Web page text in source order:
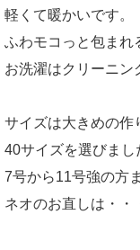
軽くて暖かいです。
ふわモコっと包まれ
お洗濯はクリーニン
サイズは大きめの作
40サイズを選びまし
7号から11号強の方
ネオのお直しは・・